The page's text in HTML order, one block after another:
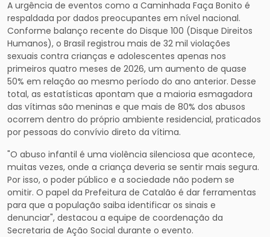
A urgência de eventos como a Caminhada Faça Bonito é
respaldada por dados preocupantes em nível nacional.
Conforme balanço recente do Disque 100 (Disque Direitos
Humanos), o Brasil registrou mais de 32 mil violações
sexuais contra crianças e adolescentes apenas nos
primeiros quatro meses de 2026, um aumento de quase
50% em relação ao mesmo período do ano anterior. Desse
total, as estatísticas apontam que a maioria esmagadora
das vítimas são meninas e que mais de 80% dos abusos
ocorrem dentro do próprio ambiente residencial, praticados
por pessoas do convívio direto da vítima.
"O abuso infantil é uma violência silenciosa que acontece,
muitas vezes, onde a criança deveria se sentir mais segura.
Por isso, o poder público e a sociedade não podem se
omitir. O papel da Prefeitura de Catalão é dar ferramentas
para que a população saiba identificar os sinais e
denunciar", destacou a equipe de coordenação da
Secretaria de Ação Social durante o evento.